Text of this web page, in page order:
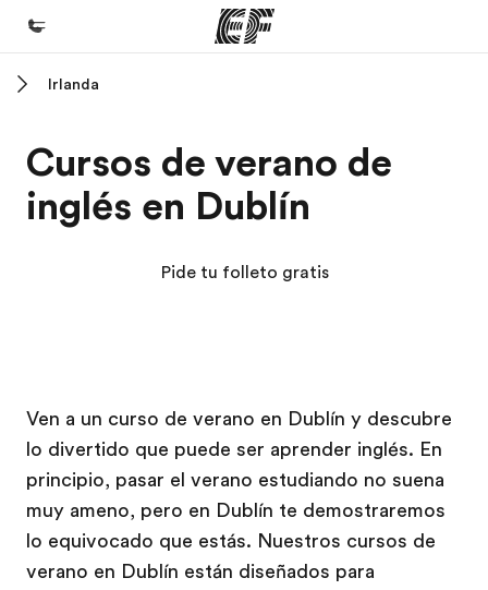
Programas
Ver todo lo que hacemos
Trabajos
Únete al equipo
Irlanda
Cursos de verano de
inglés en Dublín
Pide tu folleto gratis
Ven a un curso de verano en Dublín y descubre
lo divertido que puede ser aprender inglés. En
principio, pasar el verano estudiando no suena
muy ameno, pero en Dublín te demostraremos
lo equivocado que estás. Nuestros cursos de
verano en Dublín están diseñados para